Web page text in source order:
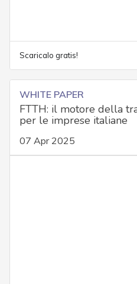
Scaricalo gratis!
WHITE PAPER
FTTH: il motore della
per le imprese italiane
07 Apr 2025